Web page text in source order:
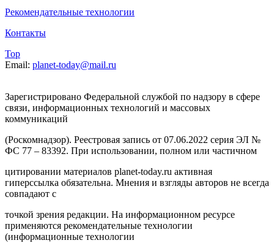
Рекомендательные технологии
Контакты
Top
Email: planet-today@mail.ru
Зарегистрировано Федеральной службой по надзору в сфере
связи, информационных технологий и массовых
коммуникаций
(Роскомнадзор). Реестровая запись от 07.06.2022 серия ЭЛ №
ФС 77 – 83392. При использовании, полном или частичном
цитировании материалов planet-today.ru активная
гиперссылка обязательна. Мнения и взгляды авторов не всегда
совпадают с
точкой зрения редакции. На информационном ресурсе
применяются рекомендательные технологии
(информационные технологии